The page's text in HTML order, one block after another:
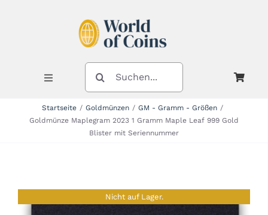
Toggle
Navigation
SUCHE
NACH:
Startseite Goldmünzen
GM - Gramm - Größen
Goldmünze Maplegram 2023 1 Gramm Maple Leaf 999 Gold
Blister mit Seriennummer
Nicht auf Lager.